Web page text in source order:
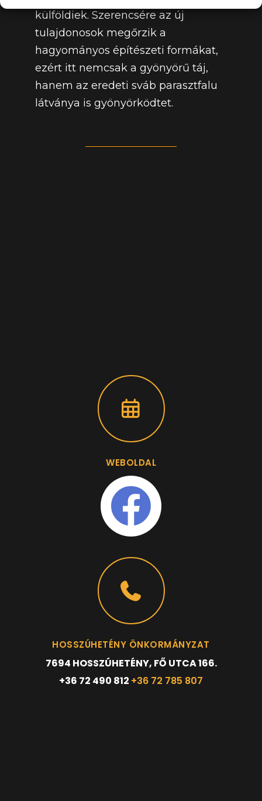
külföldiek. Szerencsére az új
tulajdonosok megőrzik a
hagyományos építészeti formákat,
ezért itt nemcsak a gyönyörű táj,
hanem az eredeti sváb parasztfalu
látványa is gyönyörködtet.
WEBOLDAL
HOSSZÚHETÉNY ÖNKORMÁNYZAT
7694 HOSSZÚHETÉNY, FŐ UTCA 166.
+36 72 490 812 +36 72 785 807